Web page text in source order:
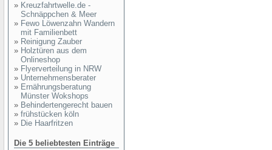
» Kreuzfahrtwelle.de -
Schnäppchen & Meer
» Fewo Löwenzahn Wandern
mit Familienbett
» Reinigung Zauber
» Holztüren aus dem
Onlineshop
» Flyerverteilung in NRW
» Unternehmensberater
» Ernährungsberatung
Münster Wokshops
» Behindertengerecht bauen
» frühstücken köln
» Die Haarfritzen
Die 5 beliebtesten Einträge